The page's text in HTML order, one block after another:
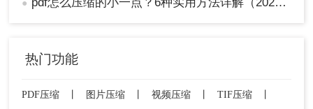
● pdf怎么压缩的小一点？6种实用方法详解（2026最新）
热门功能
PDF压缩 图片压缩 视频压缩 TIF压缩